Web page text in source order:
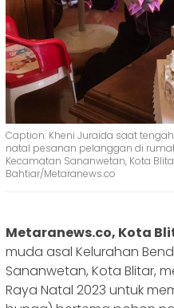
Caption: Kheni Juraida saat
natal pesanan pelanggan di
Kecamatan Sananwetan, Kota
Bahtiar/Metaranews.co
Metaranews.co, Kota
muda asal Kelurahan
Sananwetan, Kota Blitar,
Raya Natal 2023 untuk